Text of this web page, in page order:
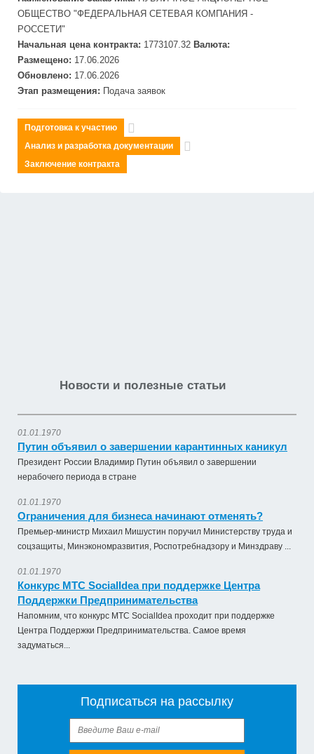
ОБЩЕСТВО "ФЕДЕРАЛЬНАЯ СЕТЕВАЯ КОМПАНИЯ -
РОССЕТИ"
Начальная цена контракта: 1773107.32 Валюта:
Размещено: 17.06.2026
Обновлено: 17.06.2026
Этап размещения: Подача заявок
Подготовка к участию
Анализ и разработка документации
Заключение контракта
Новости и полезные статьи
01.01.1970
Путин объявил о завершении карантинных каникул
Президент России Владимир Путин объявил о завершении
нерабочего периода в стране
01.01.1970
Ограничения для бизнеса начинают отменять?
Премьер-министр Михаил Мишустин поручил Министерству труда и
соцзащиты, Минэкономразвития, Роспотребнадзору и Минздраву ...
01.01.1970
Конкурс МТС SocialIdea при поддержке Центра
Поддержки Предпринимательства
Напомним, что конкурс МТС SocialIdea проходит при поддержке
Центра Поддержки Предпринимательства. Самое время
задуматься...
Подписаться на рассылку